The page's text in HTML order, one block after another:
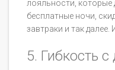
лояльности,
бесплатные ночи,
завтраки и так
5. Гибкость